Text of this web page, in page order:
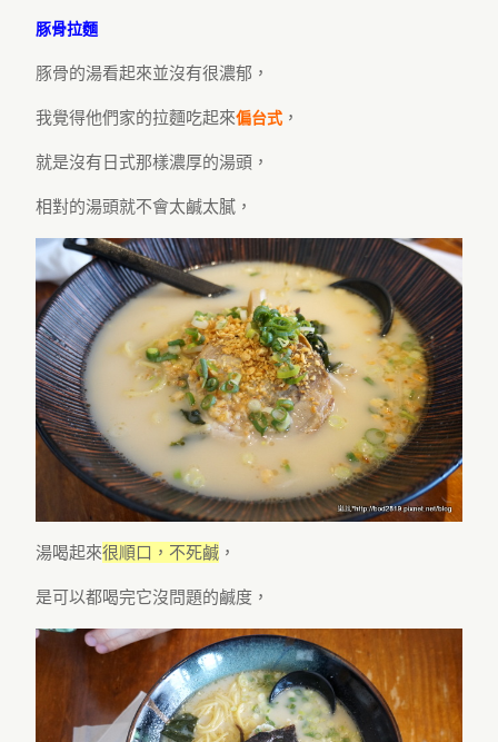
豚骨拉麵
豚骨的湯看起來並沒有很濃郁，
我覺得他們家的拉麵吃起來偏台式 ，
就是沒有日式那樣濃厚的湯頭，
相對的湯頭就不會太鹹太膩，
湯喝起來很順口，不死鹹 ，
是可以都喝完它沒問題的鹹度，